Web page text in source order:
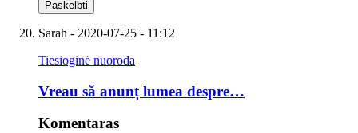
Sarah - 2020-07-25 - 11:12
Tiesioginė nuoroda
Vreau să anunț lumea despre…
Komentaras